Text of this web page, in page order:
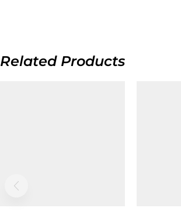
Related Products